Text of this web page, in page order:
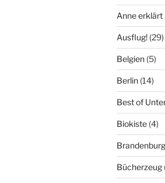
Anne
Ausflug!(29)
Belgien(5)
Berlin(14)
Best of
Biokiste(4)
Bücherzeug